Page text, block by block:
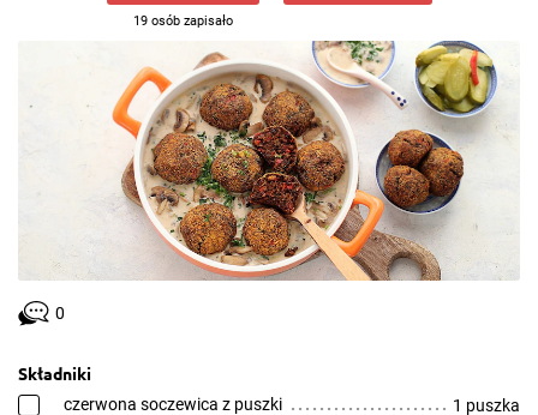
19 osób zapisało
0
Składniki
czerwona soczewica z puszki 1 puszka